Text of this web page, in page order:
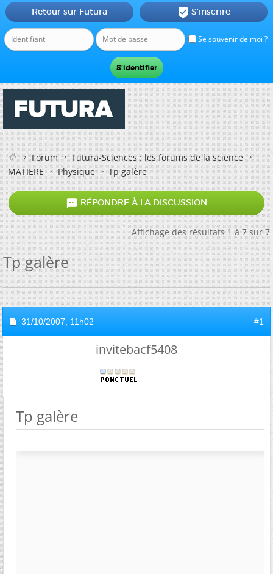
Se souvenir de moi ?
Retour sur Futura  S'inscrire
Forum
Futura-Sciences : les forums de la science
MATIERE
Physique Tp galère
 RÉPONDRE À LA DISCUSSION
Affichage des résultats 1 à 7 sur 7
Tp galère
31/10/2007, 11h02 #1
invitebacf5408
Tp galère